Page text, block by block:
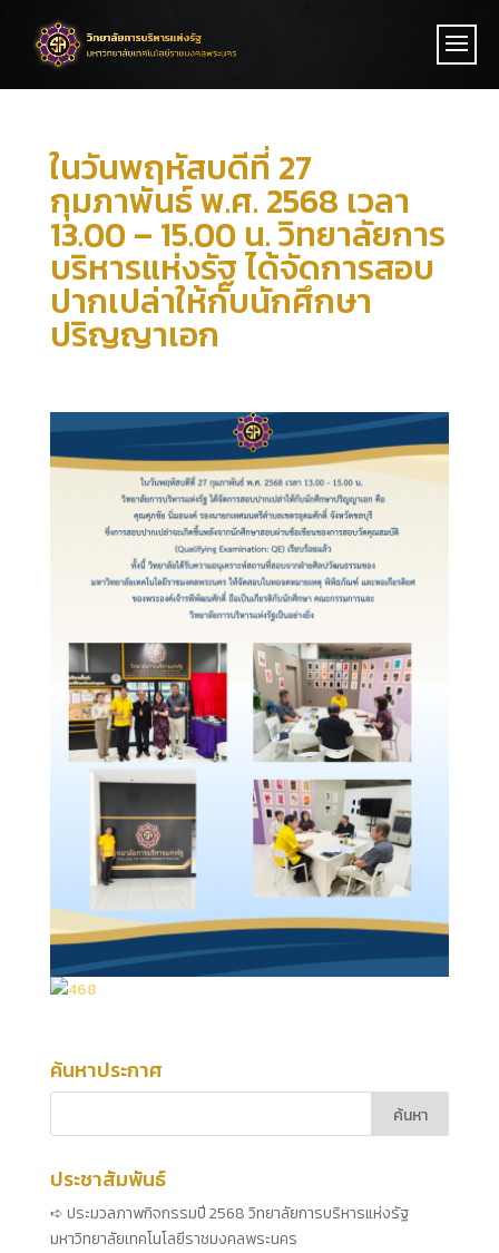
ในวันพฤหัสบดีที่ 27
กุมภาพันธ์ พ.ศ. 2568 เวลา
13.00 – 15.00 น. วิทยาลัยการ
บริหารแห่งรัฐ ได้จัดการสอบ
ปากเปล่าให้กับนักศึกษา
ปริญญาเอก
ค้นหาประกาศ
ประชาสัมพันธ์
ประมวลภาพกิจกรรมปี 2568 วิทยาลัยการบริหารแห่งรัฐ
มหาวิทยาลัยเทคโนโลยีราชมงคลพระนคร